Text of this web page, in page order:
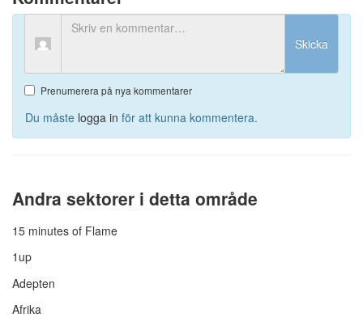
Skicka
Prenumerera på nya kommentarer
Du måste logga in för att kunna kommentera.
Andra sektorer i detta område
15 minutes of Flame
1up
Adepten
Afrika